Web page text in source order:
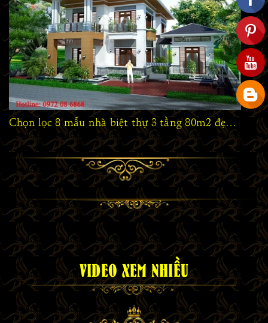
Chọn lọc 8 mẫu nhà biệt thự 3 tầng 80m2 đẹp hiện đại
VIDEO XEM NHIỀU